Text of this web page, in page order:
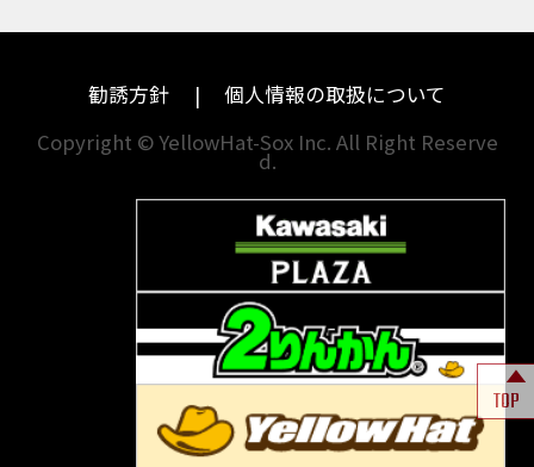
ドゥカティ
他海外ﾒｰｶｰ
福岡
長崎
熊本
TOP
勧誘方針
個人情報の取扱について
Copyright © YellowHat-Sox Inc. All Right Reserve
d.